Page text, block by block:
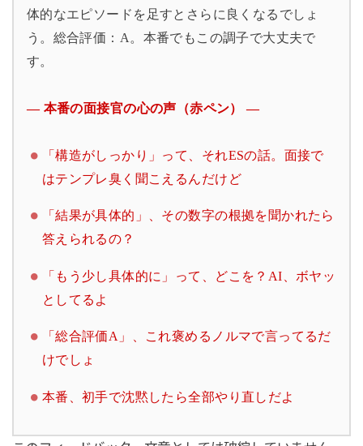
体的なエピソードを足すとさらに良くなるでしょ
う。総合評価：A。本番でもこの調子で大丈夫で
す。
― 本番の面接官の心の声（赤ペン） ―
「構造がしっかり」って、それESの話。面接で
はテンプレ臭く聞こえるんだけど
「結果が具体的」、その数字の根拠を聞かれたら
答えられるの？
「もう少し具体的に」って、どこを？AI、ボヤッ
としてるよ
「総合評価A」、これ褒めるノルマで言ってるだ
けでしょ
本番、初手で沈黙したら全部やり直しだよ